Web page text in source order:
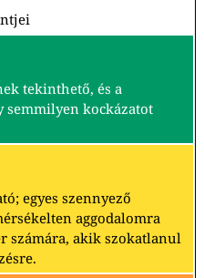
tekinthető, és a
semmilyen kockázatot
egyes szennyező
aggodalomra
számára, akik szokatlanul